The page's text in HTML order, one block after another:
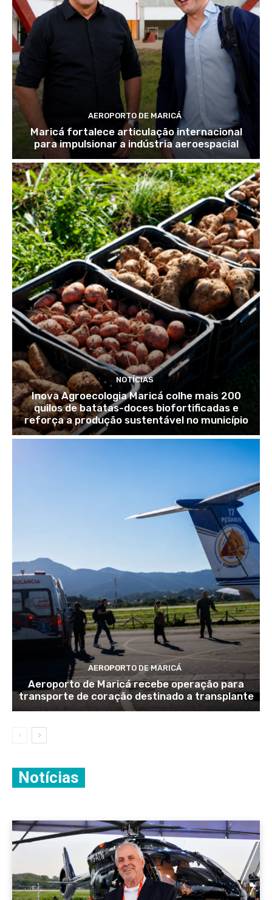
AEROPORTO DE MARICÁ
Maricá fortalece articulação internacional
para impulsionar a indústria aeroespacial
NOTÍCIAS
Inova Agroecologia Maricá colhe mais 200
quilos de batatas-doces biofortificadas e
reforça a produção sustentável no município
AEROPORTO DE MARICÁ
Aeroporto de Maricá recebe operação para
transporte de coração destinado a transplante
Notícias